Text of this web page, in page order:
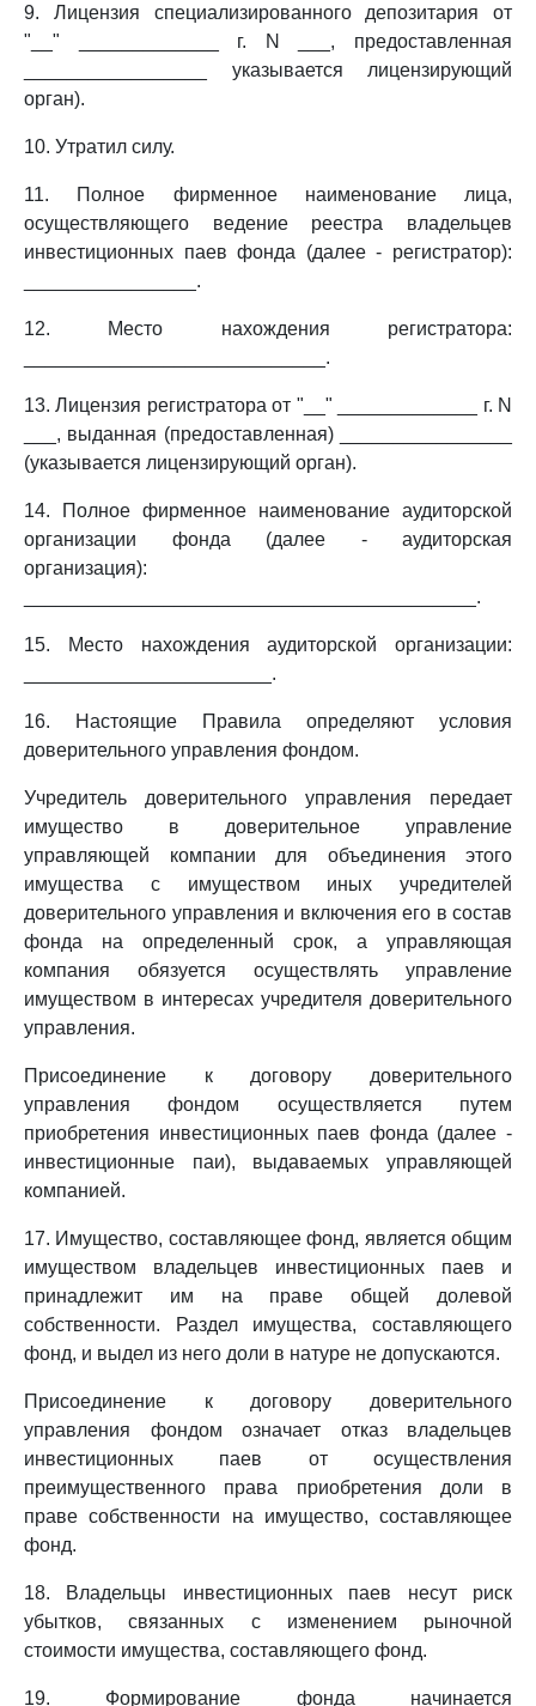
9. Лицензия специализированного депозитария от
"__" _____________ г. N ___, предоставленная
_________________ указывается лицензирующий
орган).
10. Утратил силу.
11. Полное фирменное наименование лица,
осуществляющего ведение реестра владельцев
инвестиционных паев фонда (далее - регистратор):
________________.
12. Место нахождения регистратора:
____________________________.
13. Лицензия регистратора от "__" _____________ г. N
___, выданная (предоставленная) ________________
(указывается лицензирующий орган).
14. Полное фирменное наименование аудиторской
организации фонда (далее - аудиторская
организация):
__________________________________________.
15. Место нахождения аудиторской организации:
_______________________.
16. Настоящие Правила определяют условия
доверительного управления фондом.
Учредитель доверительного управления передает
имущество в доверительное управление
управляющей компании для объединения этого
имущества с имуществом иных учредителей
доверительного управления и включения его в состав
фонда на определенный срок, а управляющая
компания обязуется осуществлять управление
имуществом в интересах учредителя доверительного
управления.
Присоединение к договору доверительного
управления фондом осуществляется путем
приобретения инвестиционных паев фонда (далее -
инвестиционные паи), выдаваемых управляющей
компанией.
17. Имущество, составляющее фонд, является общим
имуществом владельцев инвестиционных паев и
принадлежит им на праве общей долевой
собственности. Раздел имущества, составляющего
фонд, и выдел из него доли в натуре не допускаются.
Присоединение к договору доверительного
управления фондом означает отказ владельцев
инвестиционных паев от осуществления
преимущественного права приобретения доли в
праве собственности на имущество, составляющее
фонд.
18. Владельцы инвестиционных паев несут риск
убытков, связанных с изменением рыночной
стоимости имущества, составляющего фонд.
19. Формирование фонда начинается